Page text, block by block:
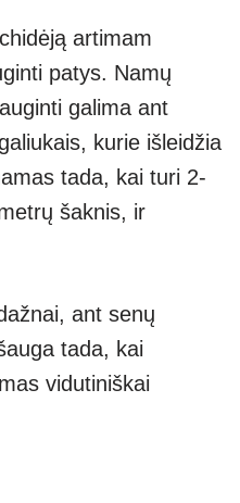
artimam
patys. Namų
galima ant
kurie išleidžia
tada, kai turi 2-
šaknis, ir
ant senų
tada, kai
vidutiniškai